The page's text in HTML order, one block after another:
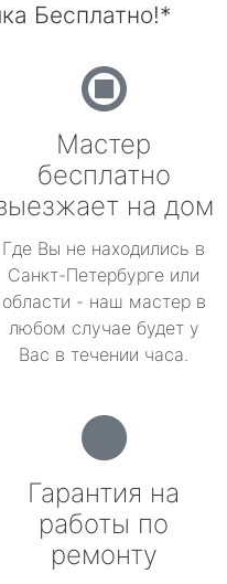
Бесплатно!*
Мастер
бесплатно
на дом
Где Вы не находились в
Санкт-Петербурге или
области - наш мастер в
любом случае будет у
Вас в течении часа.
Гарантия на
работы по
ремонту